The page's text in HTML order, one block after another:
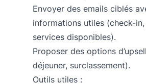
Envoyer des emails ciblés
informations utiles (check-
services disponibles).
Proposer des options
déjeuner, surclassement).
Outils utiles :